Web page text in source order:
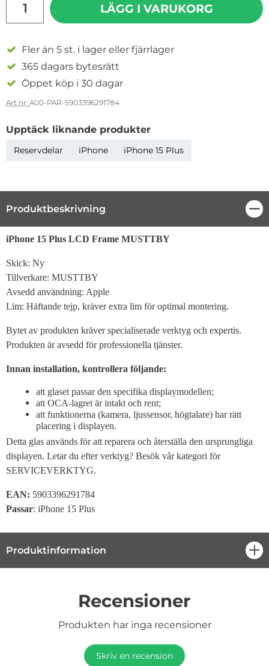
LÄGG I VARUKORG
Fler än 5 st. i lager eller fjärrlager
365 dagars bytesrätt
Öppet köp i 30 dagar
Art nr: A00-PAR-5903396291784
Upptäck liknande produkter
Reservdelar iPhone iPhone 15 Plus
Produktbeskrivning
Produktbeskrivning
iPhone 15 Plus LCD Frame MUSTTBY
Skick: Ny
Tillverkare: MUSTTBY
Avsedd användning: Apple
Lim: Häftande tejp, kräver extra lim för optimal montering.
Bytet av produkten kräver specialiserade verktyg och expertis.
Produkten är avsedd för professionella tjänster.
Innan installation, kontrollera följande:
att glaset passar den specifika displaymodellen;
att OCA-lagret är intakt och rent;
att funktionerna (kamera, ljussensor, högtalare) har rätt
placering i displayen.
Detta glas används för att reparera och återställa den ursprungliga
displayen. Letar du efter verktyg? Besök vår kategori för
SERVICEVERKTYG.
EAN: 5903396291784
Passar: iPhone 15 Plus
Produktinformation
Recensioner
Produkten har inga recensioner
Skriv en recension